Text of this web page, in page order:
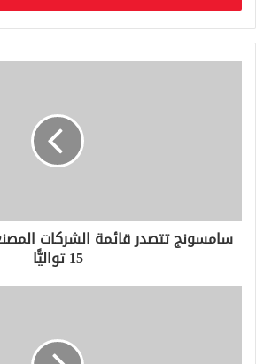
ب
ر
ي
د
ر
سامسونج تتصدر قائمة الشركات
15 تواليًّا